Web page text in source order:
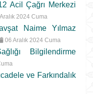
Acil Çağrı Merkezi
2024 Cuma
Naime Yılmaz
06 Aralık 2024 Cuma
Bilgilendirme
ve Farkındalık